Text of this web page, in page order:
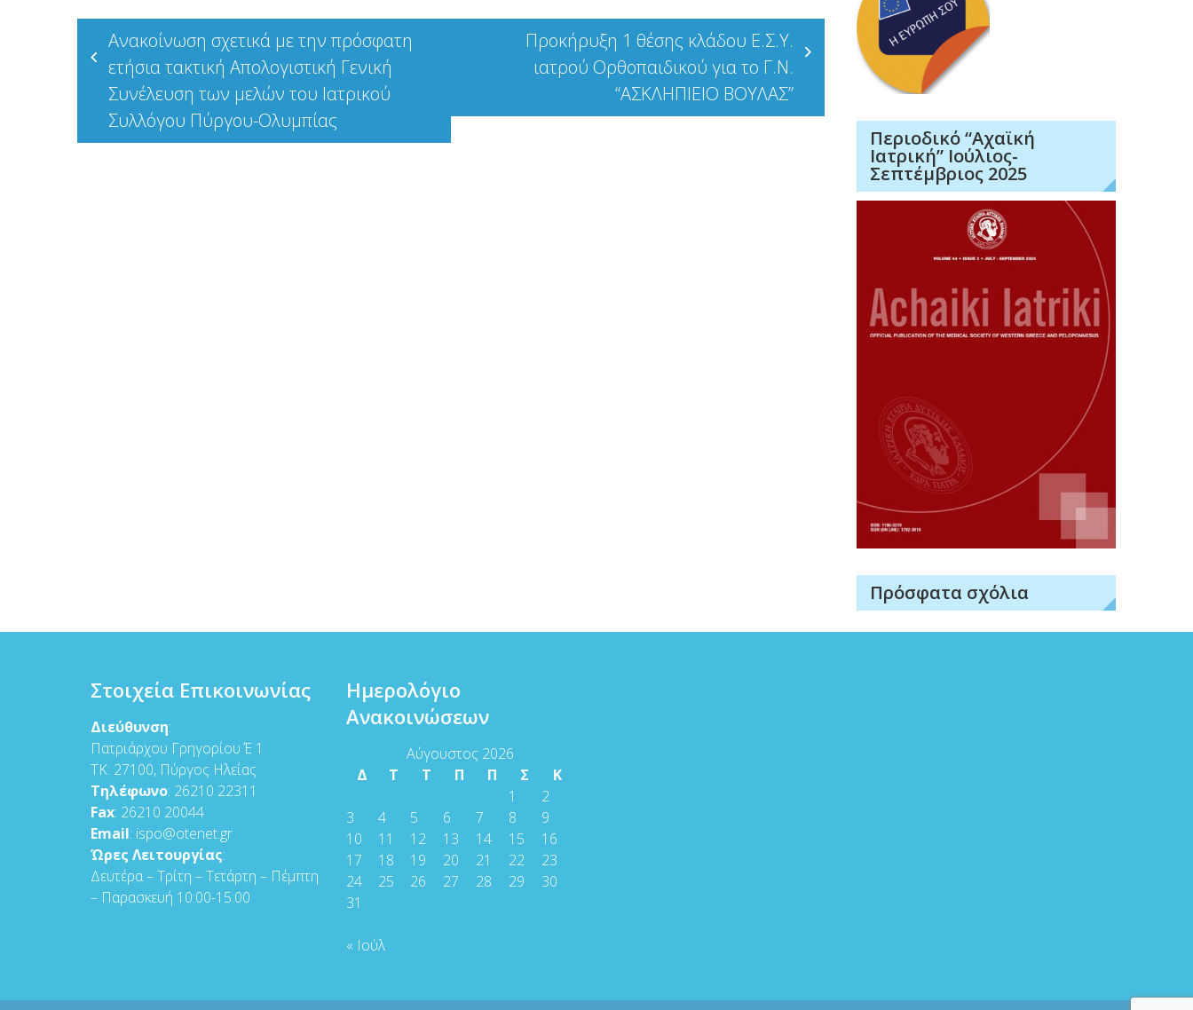
Πλοήγηση
άρθρων
Ανακοίνωση σχετικά με την πρόσφατη
ετήσια τακτική Απολογιστική Γενική
Συνέλευση των μελών του Ιατρικού
Συλλόγου Πύργου-Ολυμπίας
Προκήρυξη 1 θέσης κλάδου Ε.Σ.Υ.
ιατρού Ορθοπαιδικού για το Γ.Ν.
“ΑΣΚΛΗΠΙΕΙΟ ΒΟΥΛΑΣ”
Περιοδικό “Αχαϊκή
Ιατρική” Ιούλιος-
Σεπτέμβριος 2025
Πρόσφατα σχόλια
Στοιχεία Επικοινωνίας
Διεύθυνση:
Πατριάρχου Γρηγορίου Έ 1
ΤΚ: 27100, Πύργος Ηλείας
Τηλέφωνο: 26210 22311
Fax: 26210 20044
Email: ispo@otenet.gr
Ώρες Λειτουργίας:
Δευτέρα – Τρίτη – Τετάρτη – Πέμπτη
– Παρασκευή 10:00-15:00
Ημερολόγιο
Ανακοινώσεων
Αύγουστος 2026
Δ
Τ Τ Π Π Σ
Κ
1
2
3
4 5 6 7 8
9
10
11 12 13 14 15
16
17
18 19 20 21 22
23
24
25 26 27 28 29
30
31
« Ιούλ